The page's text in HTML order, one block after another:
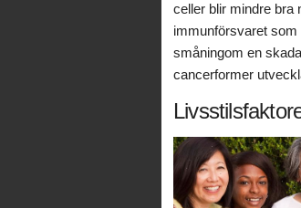
celler blir mindre bra
immunförsvaret som
småningom en
cancerformer